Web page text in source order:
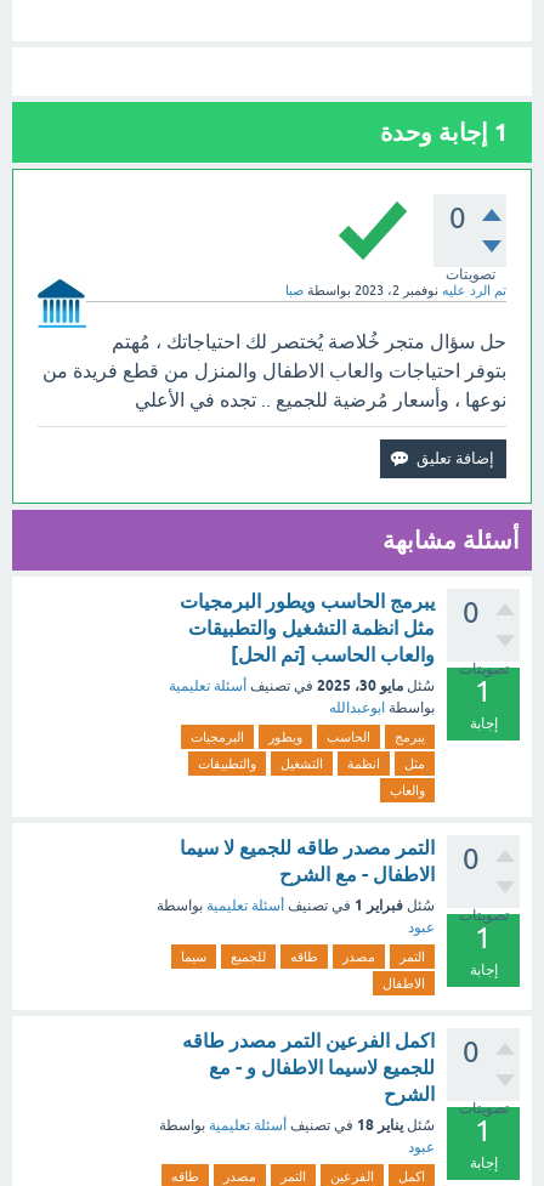
1 إجابة وحدة
0
تصويتات
تم الرد عليه نوفمبر 2، 2023 بواسطة صبا
حل سؤال متجر خُلاصة يُختصر لك احتياجاتك ، مُهتم
بتوفر احتياجات والعاب الاطفال والمنزل من قطع فريدة من
نوعها ، وأسعار مُرضية للجميع .. تجده في الأعلي
أسئلة مشابهة
0
تصويتات
1
إجابة
يبرمج الحاسب ويطور البرمجيات
مثل انظمة التشغيل والتطبيقات
والعاب الحاسب [تم الحل]
سُئل مايو 30، 2025 في تصنيف أسئلة تعليمية
بواسطة ابوعبدالله
يبرمج الحاسب ويطور
البرمجيات
مثل
انظمة التشغيل
والتطبيقات
والعاب
0
تصويتات
1
إجابة
التمر مصدر طاقه للجميع لا سيما
الاطفال - مع الشرح
سُئل فبراير 1 في تصنيف أسئلة تعليمية بواسطة
عبود
التمر مصدر طاقه للجميع
سيما
الاطفال
0
تصويتات
1
إجابة
اكمل الفرعين التمر مصدر طاقه
للجميع لاسيما الاطفال و - مع
الشرح
سُئل يناير 18 في تصنيف أسئلة تعليمية بواسطة
عبود
اكمل الفرعين التمر مصدر
طاقه